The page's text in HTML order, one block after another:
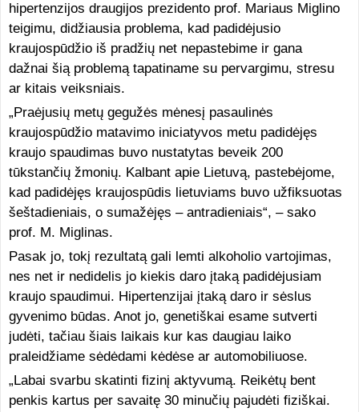
hipertenzijos draugijos prezidento prof. Mariaus Miglino
teigimu, didžiausia problema, kad padidėjusio
kraujospūdžio iš pradžių net nepastebime ir gana
dažnai šią problemą tapatiname su pervargimu, stresu
ar kitais veiksniais.
„Praėjusių metų gegužės mėnesį pasaulinės
kraujospūdžio matavimo iniciatyvos metu padidėjęs
kraujo spaudimas buvo nustatytas beveik 200
tūkstančių žmonių. Kalbant apie Lietuvą, pastebėjome,
kad padidėjęs kraujospūdis lietuviams buvo užfiksuotas
šeštadieniais, o sumažėjęs – antradieniais“, – sako
prof. M. Miglinas.
Pasak jo, tokį rezultatą gali lemti alkoholio vartojimas,
nes net ir nedidelis jo kiekis daro įtaką padidėjusiam
kraujo spaudimui. Hipertenzijai įtaką daro ir sėslus
gyvenimo būdas. Anot jo, genetiškai esame sutverti
judėti, tačiau šiais laikais kur kas daugiau laiko
praleidžiame sėdėdami kėdėse ar automobiliuose.
„Labai svarbu skatinti fizinį aktyvumą. Reikėtų bent
penkis kartus per savaitę 30 minučių pajudėti fiziškai.